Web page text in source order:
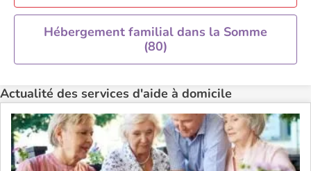
Hébergement familial dans la Somme
(80)
Actualité des services d'aide à domicile